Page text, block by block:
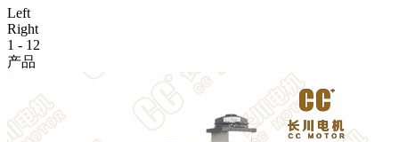
Left
Right
1 - 12
产品